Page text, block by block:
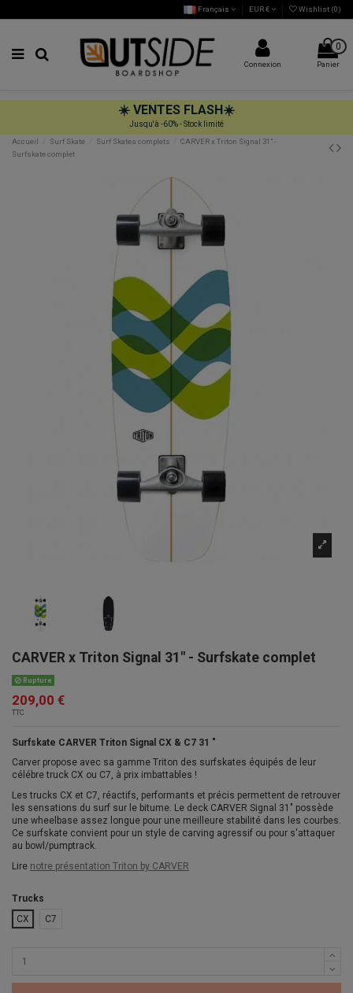
Français EUR € Wishlist (0)
Connexion
0
Panier
☀️ VENTES FLASH☀️
Jusqu'à -60% - Stock limité
Accueil
Surf Skate Surf Skates complets
CARVER x Triton Signal 31" -
Surfskate complet
CARVER x Triton Signal 31" - Surfskate complet
Rupture
209,00 €
TTC
Surfskate CARVER Triton Signal CX & C7 31 "
Carver propose avec sa gamme Triton des surfskates équipés de leur
célébre truck CX ou C7, à prix imbattables !
Les trucks CX et C7, réactifs, performants et précis permettent de retrouver
les sensations du surf sur le bitume. Le deck CARVER Signal 31" possède
une wheelbase assez longue pour une meilleure stabilité dans les courbes.
Ce surfskate convient pour un style de carving agressif ou pour s'attaquer
au bowl/pumptrack.
Lire notre présentation Triton by CARVER
Trucks
CX
C7